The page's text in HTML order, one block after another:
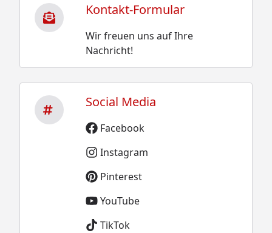
Kontakt-Formular
Wir freuen uns auf Ihre
Nachricht!
Social Media
Facebook
Instagram
Pinterest
YouTube
TikTok